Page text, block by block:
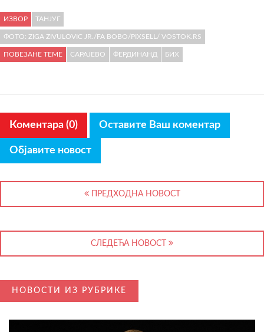
ИЗВОР ТАНЈУГ
ФОТО: ZIGA ZIVULOVIC JR./FA BOBO/PIXSELL/ VOSTOK.RS
ПОВЕЗАНЕ ТЕМЕ САРАЈЕВО ФЕРДИНАНД БИХ
Коментара (0) Оставите Ваш коментар
Објавите новост
ПРЕДХОДНА НОВОСТ
СЛЕДЕЋА НОВОСТ
НОВОСТИ ИЗ РУБРИКЕ